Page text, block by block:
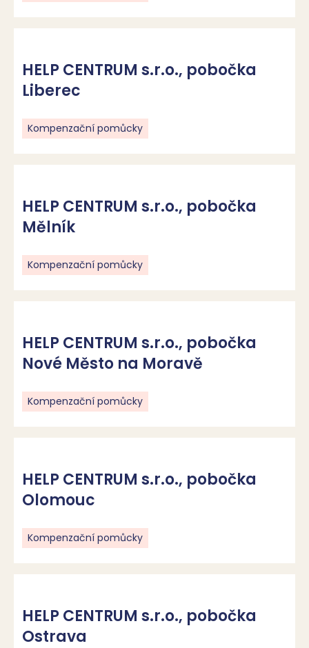
HELP CENTRUM s.r.o., pobočka
Liberec
Kompenzační pomůcky
HELP CENTRUM s.r.o., pobočka
Mělník
Kompenzační pomůcky
HELP CENTRUM s.r.o., pobočka
Nové Město na Moravě
Kompenzační pomůcky
HELP CENTRUM s.r.o., pobočka
Olomouc
Kompenzační pomůcky
HELP CENTRUM s.r.o., pobočka
Ostrava